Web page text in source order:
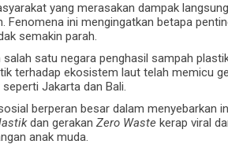
yang merasakan dampak
Fenomena ini mengingatkan betapa
semakin parah.
satu negara penghasil sampah
terhadap ekosistem laut telah memicu
Jakarta dan Bali.
berperan besar dalam menyebarkan
dan gerakan Zero Waste kerap viral
anak muda.